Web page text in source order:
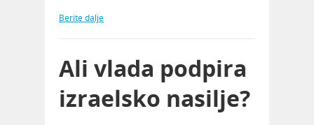
Berite dalje
Ali vlada podpira
izraelsko nasilje?